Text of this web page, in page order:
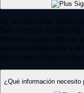
Sí, puedes enviar Gitcoin
Solo necesitas la
Muchos usuarios utilizan
activos cómodamente a
direcciones externas
¿Qué información necesito